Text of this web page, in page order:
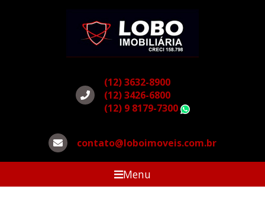
(12) 3632-8900
(12) 3426-6800
(12) 9 8179-7300
contato@loboimoveis.com.br
Menu